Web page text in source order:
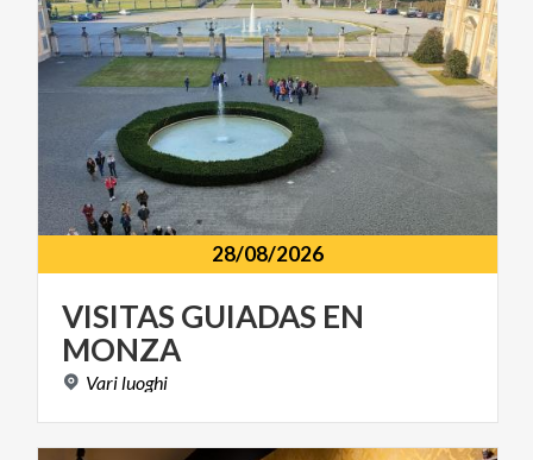
28/08/2026
VISITAS GUIADAS EN
MONZA
Variluoghi